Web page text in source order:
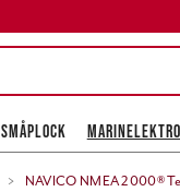
NAVICO NMEA 2000®